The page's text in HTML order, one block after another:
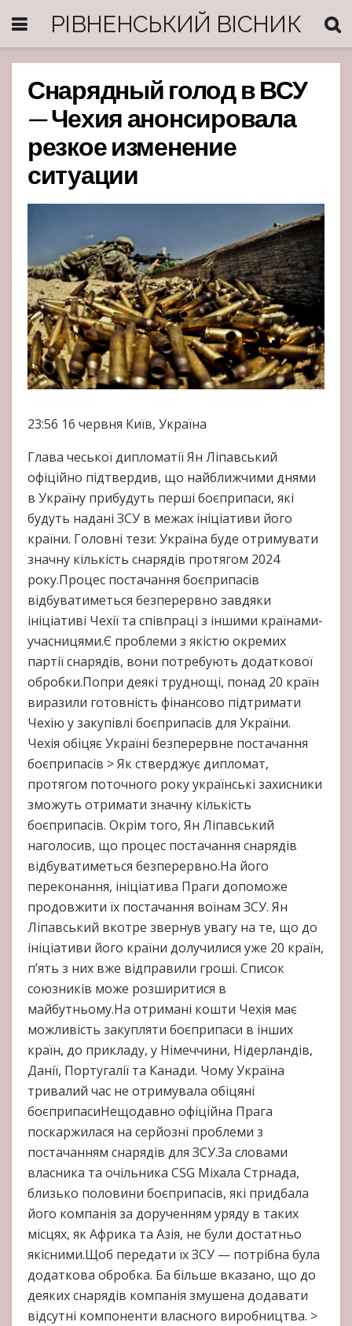
РІВНЕНСЬКИЙ ВІСНИК
Снарядный голод в ВСУ
— Чехия анонсировала
резкое изменение
ситуации
23:56 16 червня Київ, Україна
Глава чеської дипломатії Ян Ліпавський
офіційно підтвердив, що найближчими днями
в Україну прибудуть перші боєприпаси, які
будуть надані ЗСУ в межах ініціативи його
країни. Головні тези: Україна буде отримувати
значну кількість снарядів протягом 2024
року.Процес постачання боєприпасів
відбуватиметься безперервно завдяки
ініціативі Чехії та співпраці з іншими країнами-
учасницями.Є проблеми з якістю окремих
партії снарядів, вони потребують додаткової
обробки.Попри деякі труднощі, понад 20 країн
виразили готовність фінансово підтримати
Чехію у закупівлі боєприпасів для України.
Чехія обіцяє Україні безперервне постачання
боєприпасів > Як стверджує дипломат,
протягом поточного року українські захисники
зможуть отримати значну кількість
боєприпасів. Окрім того, Ян Ліпавський
наголосив, що процес постачання снарядів
відбуватиметься безперервно.На його
переконання, ініціатива Праги допоможе
продовжити їх постачання воїнам ЗСУ. Ян
Ліпавський вкотре звернув увагу на те, що до
ініціативи його країни долучилися уже 20 країн,
п’ять з них вже відправили гроші. Список
союзників може розширитися в
майбутньому.На отримані кошти Чехія має
можливість закупляти боєприпаси в інших
країн, до прикладу, у Німеччини, Нідерландів,
Данії, Португалії та Канади. Чому Україна
тривалий час не отримувала обіцяні
боєприпасиНещодавно офіційна Прага
поскаржилася на серйозні проблеми з
постачанням снарядів для ЗСУ.За словами
власника та очільника CSG Міхала Стрнада,
близько половини боєприпасів, які придбала
його компанія за дорученням уряду в таких
місцях, як Африка та Азія, не були достатньо
якісними.Щоб передати їх ЗСУ — потрібна була
додаткова обробка. Ба більше вказано, що до
деяких снарядів компанія змушена додавати
відсутні компоненти власного виробництва. >